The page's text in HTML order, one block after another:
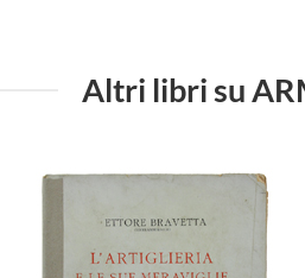
Altri libri su